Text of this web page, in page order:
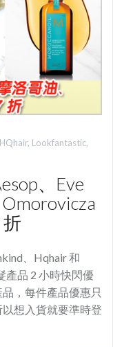
HQhair, Lookfantastic,
、Eve
、Hqhair 和
產品 2 小時快閃優
，每件產品優惠只
想入貨就要準時登